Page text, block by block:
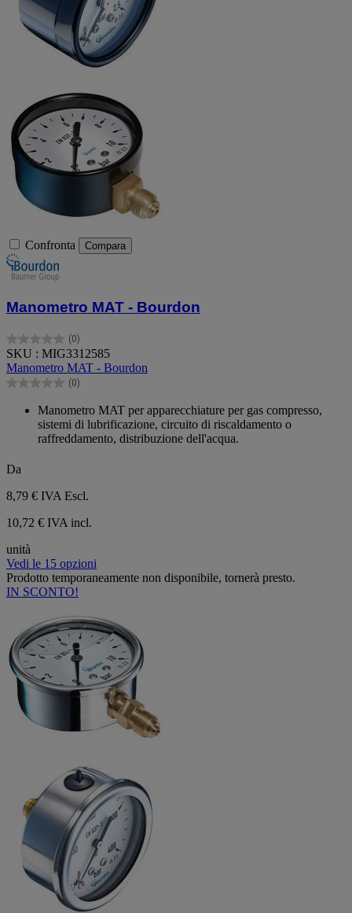
Confronta Compara
Manometro MAT - Bourdon
(0)
0.0
su
5
stelle.
SKU : MIG3312585
Manometro MAT - Bourdon
(0)
0.0
Manometro MAT per apparecchiature per gas compresso,
sistemi di lubrificazione, circuito di riscaldamento o
raffreddamento, distribuzione dell'acqua.
Da
8,79 € IVA Escl.
10,72 € IVA incl.
unità
Vedi le 15 opzioni
Prodotto temporaneamente non disponibile, tornerà presto.
IN SCONTO!